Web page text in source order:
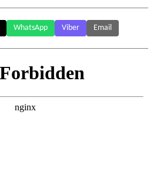
WhatsApp Viber Email